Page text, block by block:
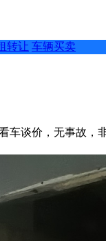
转让 车辆买卖
车谈价，无事故，